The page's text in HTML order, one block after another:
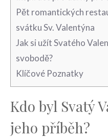
Pět ‍romantických
svátku Sv. Valentýna
Jak si užít Svatého
svobodě?
Klíčové Poznatky
Kdo ⁢byl Svatý
‍jeho příběh?